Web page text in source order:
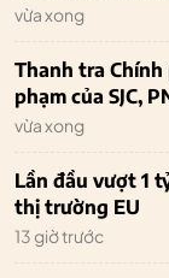
vừa xong
Thanh tra Chính
phạm của SJC,
vừa xong
Lần đầu vượt 1
thị trường EU
13 giờ trước